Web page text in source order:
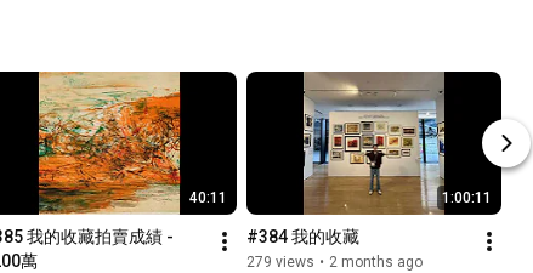
40:11
我的收藏拍賣成績 -
萬
1:00:11
#384 我的收藏
279 views • 2 months ago